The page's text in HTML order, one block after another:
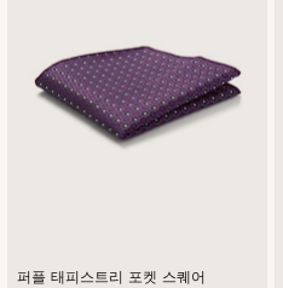
퍼플 태피스트리 포켓 스퀘어